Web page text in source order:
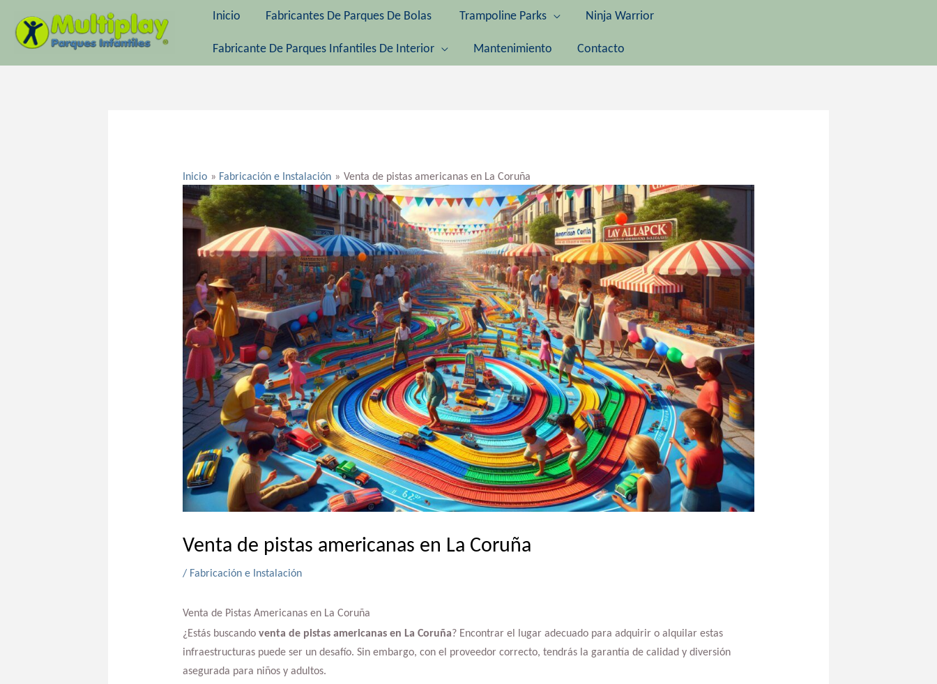
contenido
Inicio Fabricantes De Parques De Bolas Trampoline Parks Ninja Warrior
Fabricante De Parques Infantiles De Interior Mantenimiento Contacto
Inicio Fabricación e Instalación Venta de pistas americanas en La Coruña
Venta de pistas americanas en La Coruña
/ Fabricación e Instalación
Venta de Pistas Americanas en La Coruña
¿Estás buscando venta de pistas americanas en La Coruña? Encontrar el lugar adecuado para adquirir o alquilar estas
infraestructuras puede ser un desafío. Sin embargo, con el proveedor correcto, tendrás la garantía de calidad y diversión
asegurada para niños y adultos.